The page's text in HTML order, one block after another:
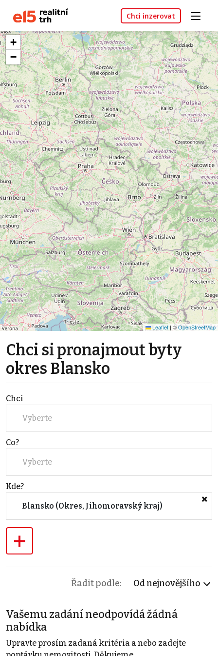
Chci inzerovat
+
−
Leaflet | ©OpenStreetMap
Chci si pronajmout byty
okres Blansko
Chci
Vyberte
Co?
Vyberte
Kde?
Blansko (Okres, Jihomoravský kraj)
+
Řadit podle: Od nejnovějšího
Vašemu zadání neodpovídá žádná
nabídka
Upravte prosím zadaná kritéria a nebo zadejte